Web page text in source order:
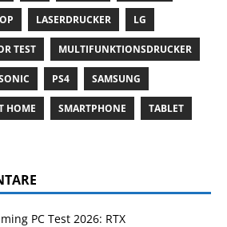
LASERDRUCKER LG
TEST MULTIFUNKTIONSDRUCKER
PS4 SAMSUNG
HOME SMARTPHONE TABLET
PC Test 2026: RTX